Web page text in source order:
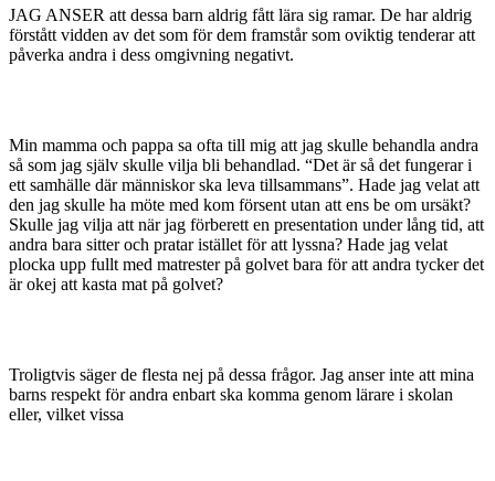
JAG ANSER att dessa barn aldrig fått lära sig ramar. De har aldrig
förstått vidden av det som för dem framstår som oviktig tenderar att
påverka andra i dess omgivning negativt.
Min mamma och pappa sa ofta till mig att jag skulle behandla andra
så som jag själv skulle vilja bli behandlad. “Det är så det fungerar i
ett samhälle där människor ska leva tillsammans”. Hade jag velat att
den jag skulle ha möte med kom försent utan att ens be om ursäkt?
Skulle jag vilja att när jag förberett en presentation under lång tid, att
andra bara sitter och pratar istället för att lyssna? Hade jag velat
plocka upp fullt med matrester på golvet bara för att andra tycker det
är okej att kasta mat på golvet?
Troligtvis säger de flesta nej på dessa frågor. Jag anser inte att mina
barns respekt för andra enbart ska komma genom lärare i skolan
eller, vilket vissa